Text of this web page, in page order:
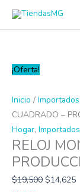
¡Oferta!
Inicio / Importados
CUADRADO –
Hogar, Importados
RELOJ
$19,500 $14,625
RELOJ
CUADRADO
-
PRODUCCION
NACIONAL
cantidad